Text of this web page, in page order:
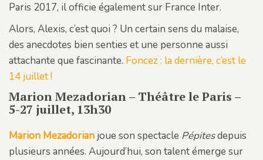
Paris 2017, il officie également sur France Inter.
Alors, Alexis, c’est quoi ? Un certain sens du malaise,
des anecdotes bien senties et une personne aussi
attachante que fascinante. Foncez : la dernière, c’est le
14 juillet !
Marion Mezadorian – Théâtre le Paris –
5-27 juillet, 13h30
Marion Mezadorian joue son spectacle Pépitesdepuis
plusieurs années. Aujourd’hui, son talent émerge sur